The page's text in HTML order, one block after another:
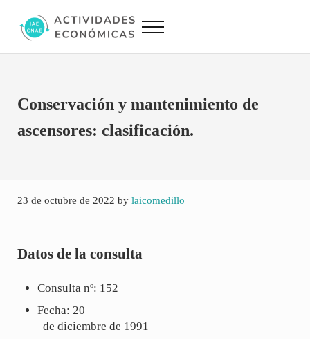
Actividades Económicas IAE CNAE
Menu
Conservación y mantenimiento de
ascensores: clasificación.
23 de octubre de 2022 by laicomedillo
Datos de la consulta
Consulta nº: 152
Fecha: 20
de diciembre de 1991